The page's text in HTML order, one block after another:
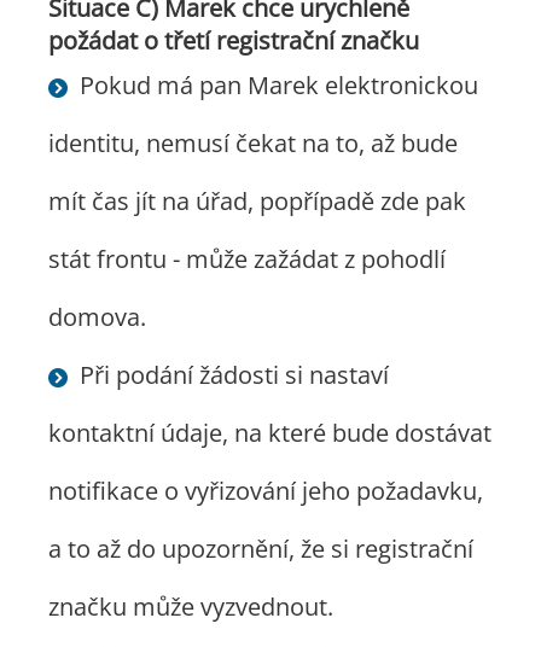
Situace C) Marek chce urychleně
požádat o třetí registrační značku
Pokud má pan Marek elektronickou
identitu, nemusí čekat na to, až bude
mít čas jít na úřad, popřípadě zde pak
stát frontu - může zažádat z pohodlí
domova.
Při podání žádosti si nastaví
kontaktní údaje, na které bude dostávat
notifikace o vyřizování jeho požadavku,
a to až do upozornění, že si registrační
značku může vyzvednout.